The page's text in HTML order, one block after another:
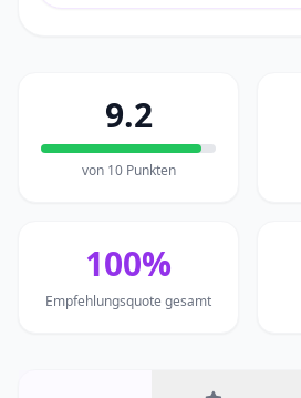
9.2
von 10 Punkten
100%
Empfehlungsquote gesamt